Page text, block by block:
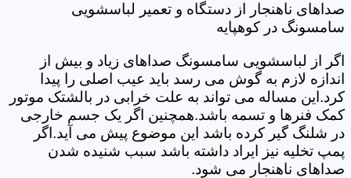
صداهای ناهنجار از دستگاه و تعمیر لباسشویی
سامسونگ در کوهپایه
اگر از لباسشویی سامسونگ صداهای زیاد و بیش از
اندازه لازم به گوش می رسد باید عیب اصلی را پیدا
کرد.این مساله می تواند به علت خرابی در بالشتک موتور
کمک فنرها و تسمه باشد.همچنین اگر یک جسم خارجی
در شلنگ گیر کرده باشد این موضوع پیش می آید.اگر
پمپ تخلیه نیز ایراد داشته باشد سبب شنیده شدن
صداهای ناهنجار می شود.